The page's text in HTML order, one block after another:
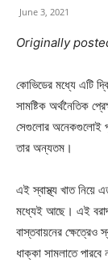
June 3, 2021
Originally
কোভিডের মধ্যে এটি
সামষ্টিক অর্থনৈতিক
সেগুলোর অনেকগুলোই
তার অন্যতম।
এই স্বাস্থ্য খাত নিয়ে
মধ্যেই আছে। এই বরাদ্দ
বাস্তবায়নের ক্ষেত্রেও
ধাক্কা সামলাতে পারবে